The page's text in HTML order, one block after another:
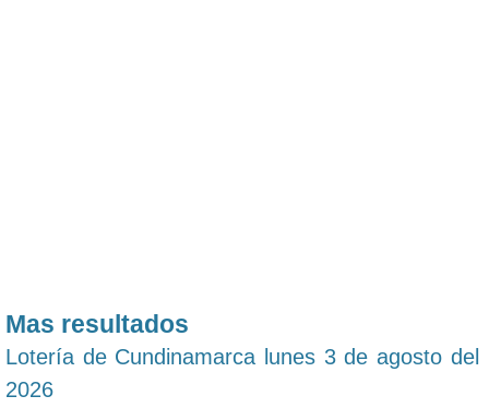
Mas resultados
Lotería de Cundinamarca lunes 3 de agosto del
2026